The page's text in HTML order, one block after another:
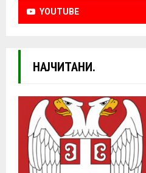
YOUTUBE
НАЈЧИТАНИ.